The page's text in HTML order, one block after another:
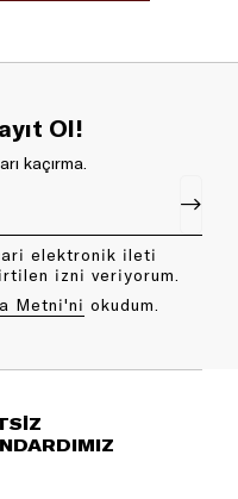
Ol!
kaçırma.
elektronik ileti
izni veriyorum.
Metni'ni okudum.